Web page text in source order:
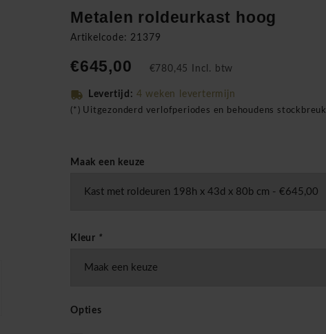
Metalen roldeurkast hoog
Artikelcode: 21379
€645,00 €780,45 Incl. btw
Levertijd: 4 weken levertermijn
(*) Uitgezonderd verlofperiodes en behoudens stockbreuk
Maak een keuze
Kleur *
Opties